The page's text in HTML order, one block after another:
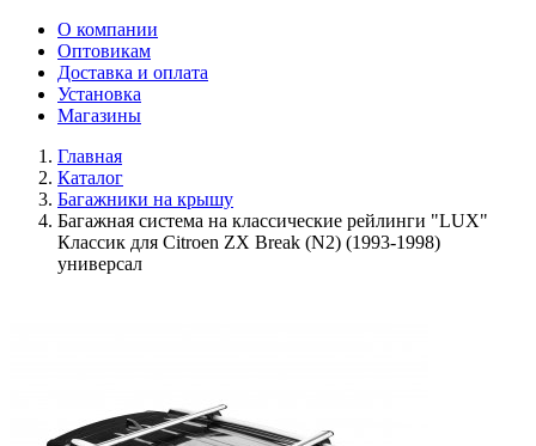
О компании
Оптовикам
Доставка и оплата
Установка
Магазины
Главная
Каталог
Багажники на крышу
Багажная система на классические рейлинги "LUX"
Классик для Citroen ZX Break (N2) (1993-1998)
универсал